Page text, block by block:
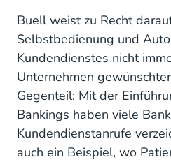
Buell weist zu Recht
Selbstbedienung und
Kundendienstes nicht
Unternehmen
Gegenteil: Mit der
Bankings haben viele
Kundendienstanrufe
auch ein Beispiel, wo